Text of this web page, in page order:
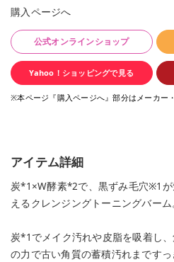
購入ページへ
公式オンラインショップ
Yahoo！ショッピングで見る
※本ページ『購入ページへ』部分はメーカー
アイテム詳細
炭*1×W酵素*2で、黒ずみ毛穴※1
えるクレンジングトーニングバーム
炭*1でメイク汚れや皮脂を吸着し
の力で古い角質の蓄積汚れまです